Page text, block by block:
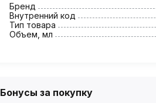
Бренд
Внутренний код
Тип товара
Объем, мл
Бонусы за покупку